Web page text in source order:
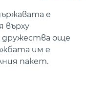
е
върху
още
им е
пакет.